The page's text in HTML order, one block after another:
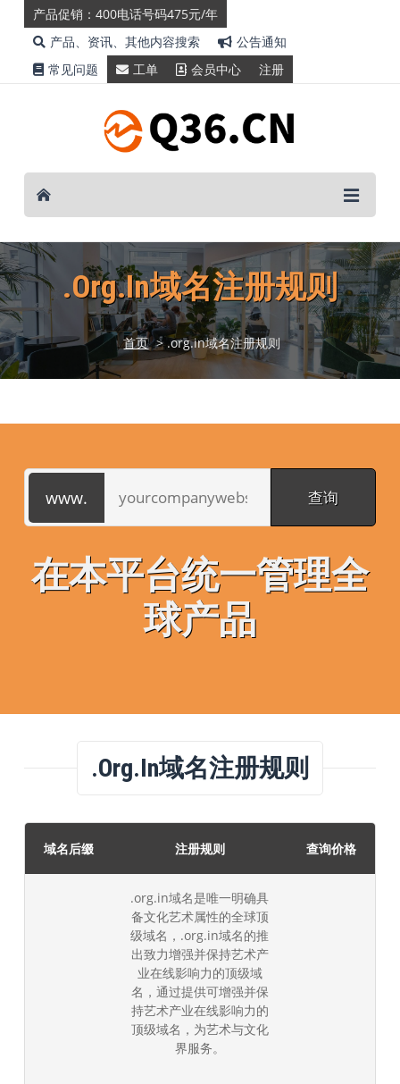
产品促销：400电话号码475元/年
产品、资讯、其他内容搜索
公告通知
常见问题
工单 会员中心 注册
.org.in域名注册规则
首页 > .org.in域名注册规则
在本平台统一管理全
球产品
.org.in域名注册规则
域名后缀 注册规则 查询价格
.org.in域名是唯一明确具
备文化艺术属性的全球顶
级域名，.org.in域名的推
出致力增强并保持艺术产
业在线影响力的顶级域
名，通过提供可增强并保
持艺术产业在线影响力的
顶级域名，为艺术与文化
界服务。